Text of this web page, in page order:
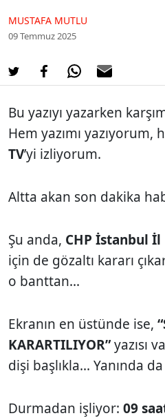
MUSTAFA MUTLU
09 Temmuz 2025
Bu yazıyı yazarken
Hem yazımı yazıyorum,
TV’yi izliyorum.
Altta akan son dakika
Şu anda, CHP İstanbul İl
için de gözaltı kararı
o banttan...
Ekranın en üstünde ise,
KARARTILIYOR”yazısı
dişi başlıkla... Yanında
Durmadan işliyor: 09